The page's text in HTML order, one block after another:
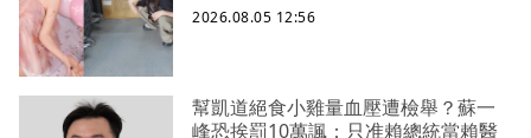
2026.08.05 12:56
幫凱道絕食小雞量血壓遭檢舉？蘇一
峰恐挨罰10萬諷：只准賴總統當賴醫